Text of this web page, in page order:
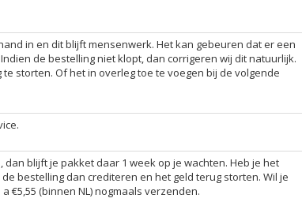
in en dit blijft mensenwerk. Het kan gebeuren dat er een
de bestelling niet klopt, dan corrigeren wij dit natuurlijk.
storten. Of het in overleg toe te voegen bij de volgende
blijft je pakket daar 1 week op je wachten. Heb je het
bestelling dan crediteren en het geld terug storten. Wil je
€5,55 (binnen NL) nogmaals verzenden.